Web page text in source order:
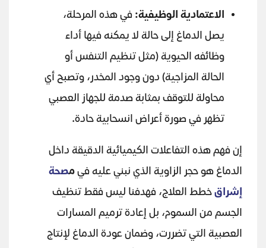
الاعتمادية الوظيفية: في هذه المرحلة،
يصل الدماغ إلى حالة لا يمكنه فيها أداء
وظائفه الحيوية (مثل تنظيم التنفس أو
الحالة المزاجية) دون وجود المخدر، وتصبح أي
محاولة للتوقف بمثابة صدمة للجهاز العصبي
تظهر في صورة أعراض انسحابية حادة.
إن فهم هذه التفاعلات الكيميائية الدقيقة داخل
الدماغ هو حجر الزاوية الذي نبني عليه فيمصحة
إشراقخطط العلاج، فهدفنا ليس فقط تنظيف
الجسم من السموم، بل إعادة ترميم المسارات
العصبية التي تضررت، وضمان عودة الدماغ لإنتاج